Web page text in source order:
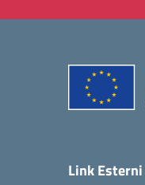
Link Esterni